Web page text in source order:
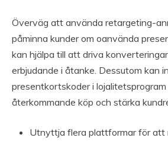
Överväg att använda retargeting-
påminna kunder om oanvända
kan hjälpa till att driva
erbjudande i åtanke. Dessutom kan
presentkortskoder i lojalitetsprogram
återkommande köp och stärka
Utnyttja flera plattformar för att